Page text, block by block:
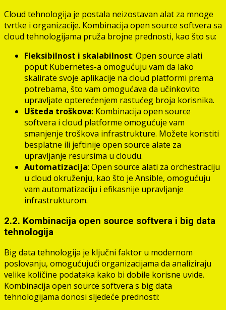
Cloud tehnologija je postala neizostavan alat za mnoge
tvrtke i organizacije. Kombinacija open source softvera sa
cloud tehnologijama pruža brojne prednosti, kao što su:
Fleksibilnost i skalabilnost: Open source alati
poput Kubernetes-a omogućuju vam da lako
skalirate svoje aplikacije na cloud platformi prema
potrebama, što vam omogućava da učinkovito
upravljate opterećenjem rastućeg broja korisnika.
Ušteda troškova: Kombinacija open source
softvera i cloud platforme omogućuje vam
smanjenje troškova infrastrukture. Možete koristiti
besplatne ili jeftinije open source alate za
upravljanje resursima u cloudu.
Automatizacija: Open source alati za orchestraciju
u cloud okruženju, kao što je Ansible, omogućuju
vam automatizaciju i efikasnije upravljanje
infrastrukturom.
2.2. Kombinacija open source softvera i big data
tehnologija
Big data tehnologija je ključni faktor u modernom
poslovanju, omogućujući organizacijama da analiziraju
velike količine podataka kako bi dobile korisne uvide.
Kombinacija open source softvera s big data
tehnologijama donosi sljedeće prednosti: